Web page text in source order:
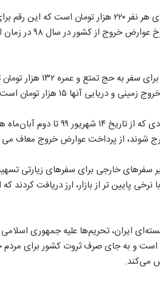
افزایش می یابد.
این افزایش عوارض
در لایحه بودجه سال ۹۹ آمده
شوند، از پرداخت عوارض خروج معاف
سفرهای خارجی برای سفرهای زیارتی
نرخی پایین تر از بازار، ارز دریافت
ایران، تحریم‌ها علیه جمهوری
است و به جای صرف ثروت کشور برای مردم
می‌کند.